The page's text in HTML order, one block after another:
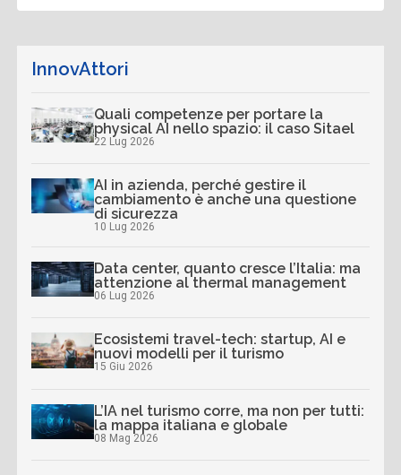
InnovAttori
Quali competenze per portare la
physical AI nello spazio: il caso Sitael
22 Lug 2026
AI in azienda, perché gestire il
cambiamento è anche una questione
di sicurezza
10 Lug 2026
Data center, quanto cresce l’Italia: ma
attenzione al thermal management
06 Lug 2026
Ecosistemi travel-tech: startup, AI e
nuovi modelli per il turismo
15 Giu 2026
L’IA nel turismo corre, ma non per tutti:
la mappa italiana e globale
08 Mag 2026